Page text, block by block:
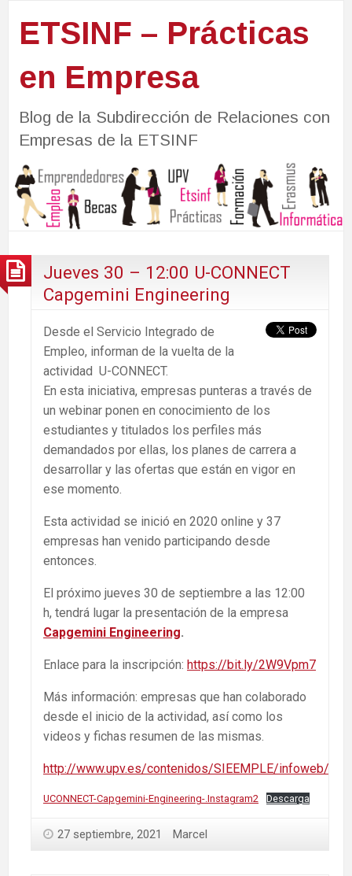
ETSINF – Prácticas
en Empresa
Blog de la Subdirección de Relaciones con
Empresas de la ETSINF
Jueves 30 – 12:00 U-CONNECT
Capgemini Engineering
Desde el Servicio Integrado de
Empleo, informan de la vuelta de la
actividad U-CONNECT.
En esta iniciativa, empresas punteras a través de
un webinar ponen en conocimiento de los
estudiantes y titulados los perfiles más
demandados por ellas, los planes de carrera a
desarrollar y las ofertas que están en vigor en
ese momento.
Esta actividad se inició en 2020 online y 37
empresas han venido participando desde
entonces.
El próximo jueves 30 de septiembre a las 12:00
h, tendrá lugar la presentación de la empresa
Capgemini Engineering.
Enlace para la inscripción: https://bit.ly/2W9Vpm7
Más información: empresas que han colaborado
desde el inicio de la actividad, así como los
videos y fichas resumen de las mismas.
http://www.upv.es/contenidos/SIEEMPLE/infoweb/
UCONNECT-Capgemini-Engineering-.Instagram2 Descarga
27 septiembre, 2021 Marcel